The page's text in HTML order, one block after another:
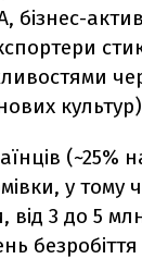
(~25%
у тому
від 3 до 5